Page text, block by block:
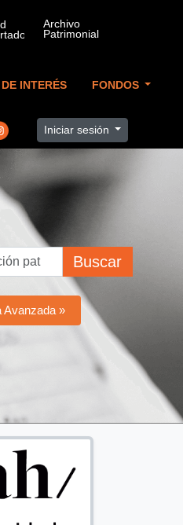
INTERÉS FONDOS
Iniciar sesión
Buscar
Avanzada »